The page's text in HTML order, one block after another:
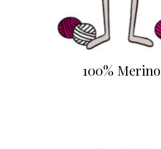
100% Merino